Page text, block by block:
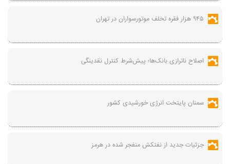
۹۴۵ هزار فقره تخلف موتورسواران در تهران
اصلاح ناترازی بانک‌ها؛ پیش‌شرط کنترل نقدینگی
سمنان پایتخت انرژی خورشیدی کشور
جزئیات جدید از نفتکش منفجر شده در هرمز